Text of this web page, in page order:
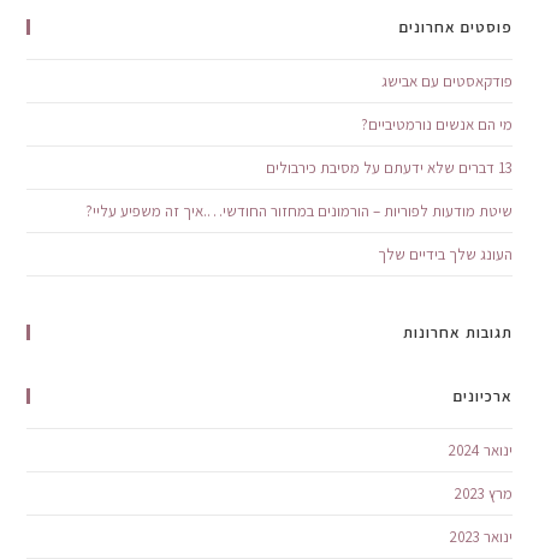
פוסטים אחרונים
פודקאסטים עם אבישג
מי הם אנשים נורמטיביים?
13 דברים שלא ידעתם על מסיבת כירבולים
שיטת מודעות לפוריות – הורמונים במחזור החודשי….איך זה משפיע עליי?
העונג שלך בידיים שלך
תגובות אחרונות
ארכיונים
ינואר 2024
מרץ 2023
ינואר 2023